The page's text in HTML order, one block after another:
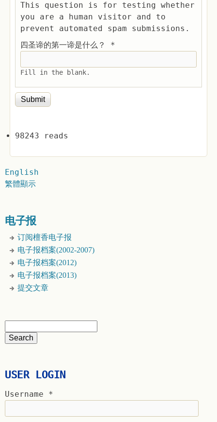
This question is for testing whether
you are a human visitor and to
prevent automated spam submissions.
四圣谛的第一谛是什么？ *
Fill in the blank.
98243 reads
English
繁體顯示
电子报
订阅檀香电子报
电子报档案(2002-2007)
电子报档案(2012)
电子报档案(2013)
提交文章
USER LOGIN
Username *